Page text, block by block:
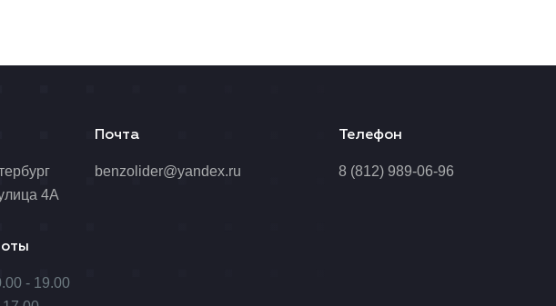
4А
- 19.00
Почта
benzolider@yandex.ru
Телефон
8 (812) 989-06-96